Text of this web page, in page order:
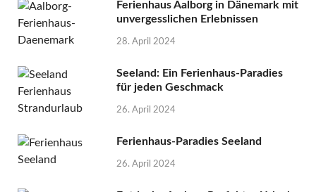
Ferienhaus Aalborg in Dänemark mit
unvergesslichen Erlebnissen
28. April 2024
Seeland: Ein Ferienhaus-Paradies
für jeden Geschmack
26. April 2024
Ferienhaus-Paradies Seeland
26. April 2024